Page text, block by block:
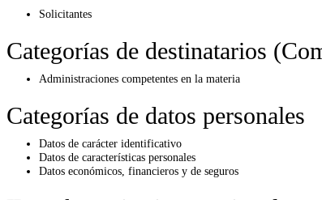
Solicitantes
Categorías de destinatarios
Administraciones competentes en la materia
Categorías de datos personales
Datos de carácter identificativo
Datos de características personales
Datos económicos, financieros y de seguros